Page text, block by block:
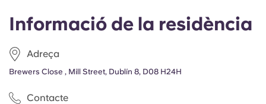
Informació de la residència
Adreça
Brewers Close , Mill Street, Dublín 8, D08 H24H
Contacte